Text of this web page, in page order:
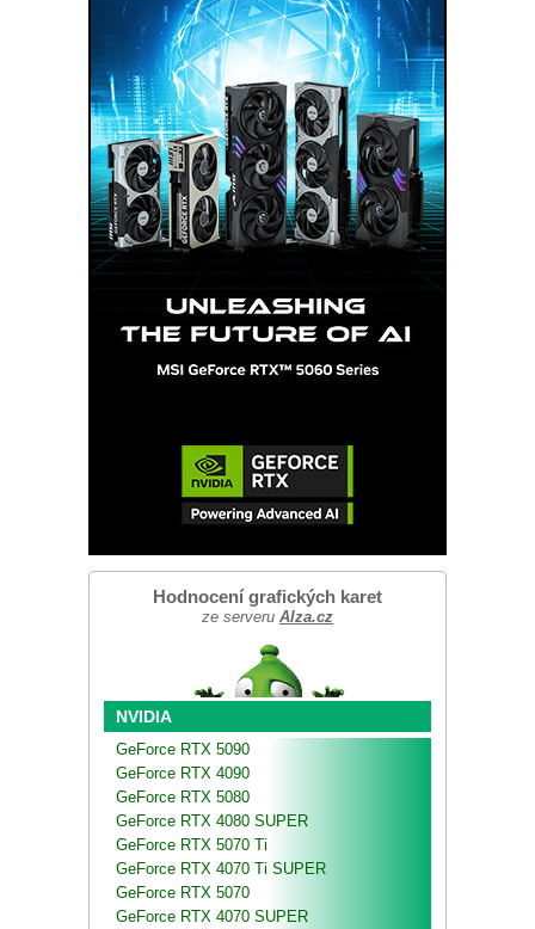
Hodnocení grafických karet
ze serveru Alza.cz
NVIDIA
GeForce RTX 5090
GeForce RTX 4090
GeForce RTX 5080
GeForce RTX 4080 SUPER
GeForce RTX 5070 Ti
GeForce RTX 4070 Ti SUPER
GeForce RTX 5070
GeForce RTX 4070 SUPER